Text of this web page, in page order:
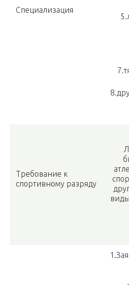
Специализация
Требование к
спортивному разряду